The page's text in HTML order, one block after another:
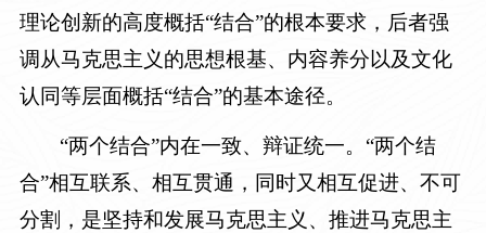
理论创新的高度概括“结合”的根本要求，后者强
调从马克思主义的思想根基、内容养分以及文化
认同等层面概括“结合”的基本途径。
“两个结合”内在一致、辩证统一。“两个结
合”相互联系、相互贯通，同时又相互促进、不可
分割，是坚持和发展马克思主义、推进马克思主